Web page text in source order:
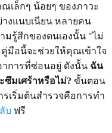
เล็กๆ น้อยๆ ของภาวะ
างแนบเนียน หลายคน
มรู้สึกของตนเองนั้น "ไม่
คู่มือนี้จะช่วยให้คุณเข้าใจ
การที่ซ่อนอยู่ ดังนั้น ฉัน
ซึมเศร้าหรือไม่? ขั้นตอน
เริ่มต้นสำรวจคือการทำ
บ ฟรี